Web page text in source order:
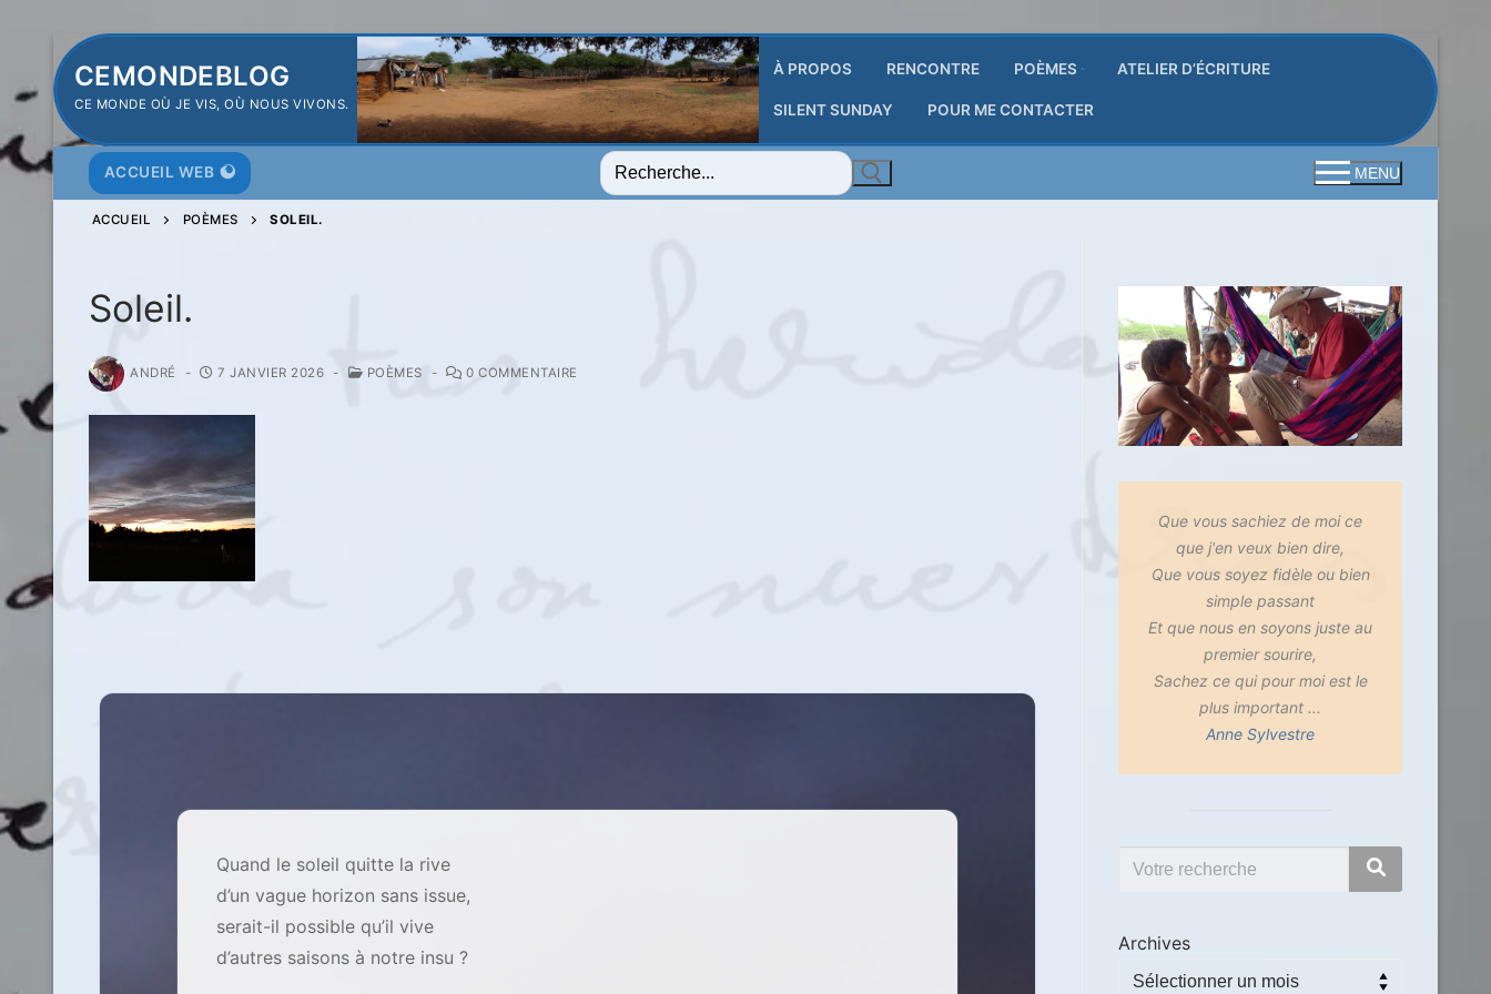
Aller
au
contenu
CEMONDEBLOG
CE MONDE OÙ JE VIS, OÙ NOUS VIVONS.
À PROPOS RENCONTRE POÈMES ATELIER D’ÉCRITURE
SILENT SUNDAY POUR ME CONTACTER
ACCUEIL WEB
Rechercher
:
MENU
ACCUEIL POÈMES SOLEIL.
Soleil.
ANDRÉ - 7 JANVIER 2026 - POÈMES - 0 COMMENTAIRE
Quand le soleil quitte la rive
d’un vague horizon sans issue,
serait-il possible qu’il vive
d’autres saisons à notre insu ?
Que vous sachiez de moi ce
que j'en veux bien dire,
Que vous soyez fidèle ou bien
simple passant
Et que nous en soyons juste au
premier sourire,
Sachez ce qui pour moi est le
plus important ...
Anne Sylvestre
Archives